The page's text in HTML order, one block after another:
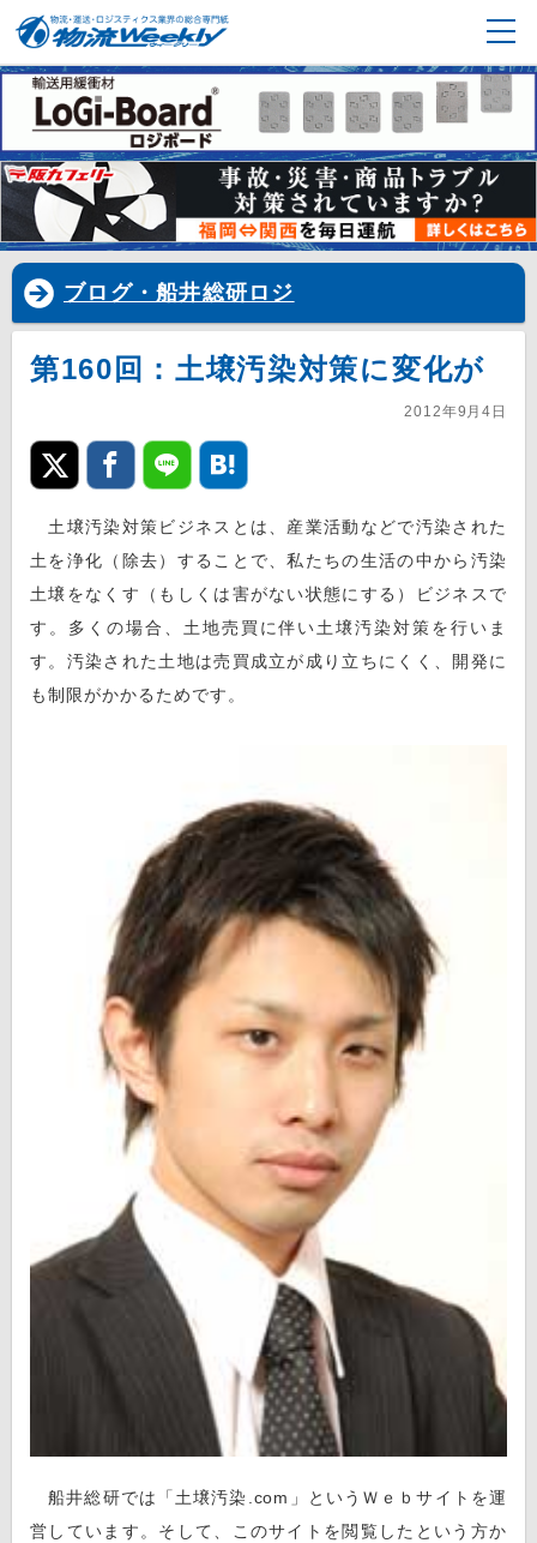
ブログ・船井総研ロジ
第160回：土壌汚染対策に変化が
2012年9月4日
土壌汚染対策ビジネスとは、産業活動などで汚染された
土を浄化（除去）することで、私たちの生活の中から汚染
土壌をなくす（もしくは害がない状態にする）ビジネスで
す。多くの場合、土地売買に伴い土壌汚染対策を行いま
す。汚染された土地は売買成立が成り立ちにくく、開発に
も制限がかかるためです。
船井総研では「土壌汚染.com」というＷｅｂサイトを運
営しています。そして、このサイトを閲覧したという方か